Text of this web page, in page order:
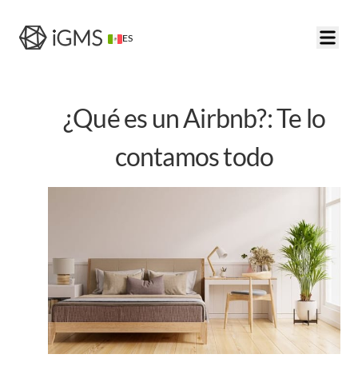
ES
¿Qué es un Airbnb?: Te lo
contamos todo